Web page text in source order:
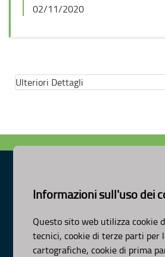
Informazioni sull'uso dei
Questo sito web utilizza cookie
tecnici, cookie di terze parti per
cartografiche, cookie di prima
02/11/2020
Ulteriori Dettagli
Dipartimento Ambiente, Paesaggio e
scrivici:email-pec
© Regione Puglia